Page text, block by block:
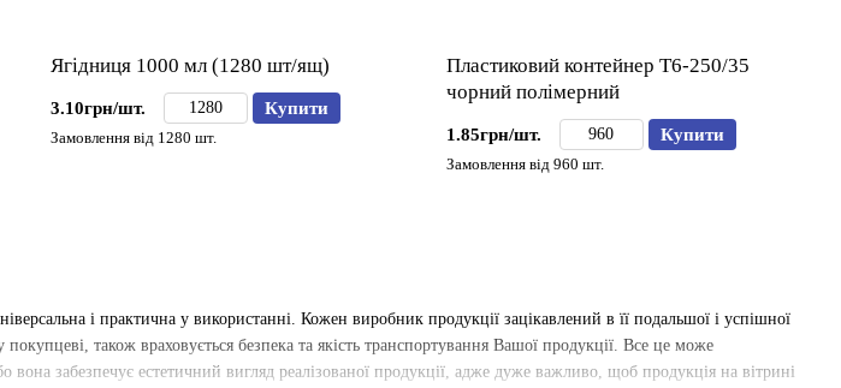
і практична у використанні. Кожен виробник продукції зацікавлений в її подальшої і успішної
також враховується безпека та якість транспортування Вашої продукції. Все це може
забезпечує естетичний вигляд реалізованої продукції, адже дуже важливо, щоб продукція на вітрині
Ягідниця 1000 мл (1280 шт/ящ)
3.10грн/шт. Купити
Замовлення від 1280 шт.
Пластиковий контейнер Т6-250/35
чорний полімерний
1.85грн/шт. Купити
Замовлення від 960 шт.